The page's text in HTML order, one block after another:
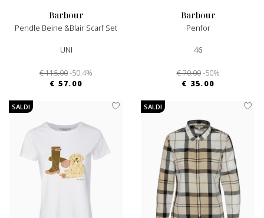
barbour
Pendle Beine &blair Scarf Set
UNI
€ 115.00-50.4%
€ 57.00
barbour
Penfor
46
€ 70.00 -50%
€ 35.00
SALDI SALDI